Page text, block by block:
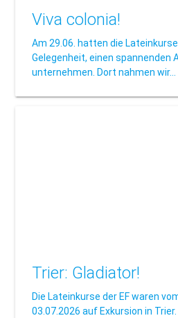
Viva colonia!
Am 29.06. hatten die
Gelegenheit, einen spannenden
unternehmen. Dort nahmen wir…
Trier: Gladiator!
Die Lateinkurse der EF waren
03.07.2026 auf Exkursion in